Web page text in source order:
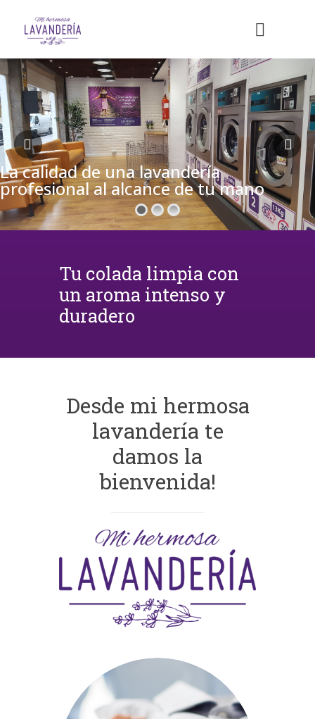
La calidad de una lavandería
profesional al alcance de tu mano
Tu colada limpia con
un aroma intenso y
duradero
Desde mi hermosa
lavandería te
damos la
bienvenida!